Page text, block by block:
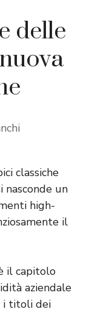
delle
classiche
nasconde un
high-
il
il capitolo
aziendale
i titoli dei